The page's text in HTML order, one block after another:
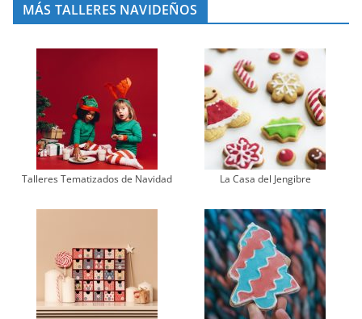
MÁS TALLERES NAVIDEÑOS
Talleres Tematizados de Navidad La Casa del Jengibre